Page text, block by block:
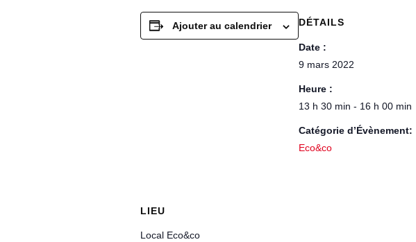
Ajouter au calendrier DÉTAILS
Date :
9 mars 2022
Heure :
13 h 30 min - 16 h 00 min
Catégorie d’Évènement:
Eco&co
LIEU
Local Eco&co